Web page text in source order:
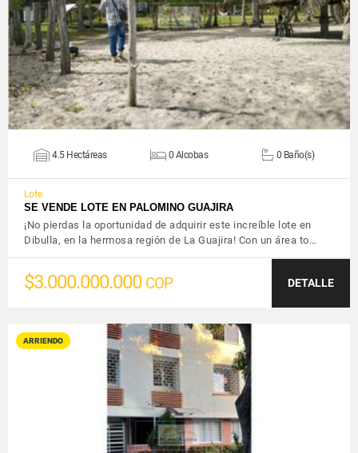
VER DETALLES
4.5 Hectáreas 0 Alcobas 0 Baño(s)
Lote
SE VENDE LOTE EN PALOMINO GUAJIRA
¡No pierdas la oportunidad de adquirir este increíble lote en
Dibulla, en la hermosa región de La Guajira! Con un área to…
$3.000.000.000 COP DETALLE
ARRIENDO
VER DETALLES